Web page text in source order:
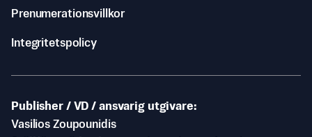
Prenumerationsvillkor
Integritetspolicy
Publisher / VD / ansvarig utgivare
Vasilios Zoupounidis